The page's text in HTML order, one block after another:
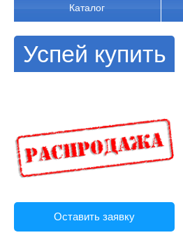
Каталог
Успей купить
Оставить заявку